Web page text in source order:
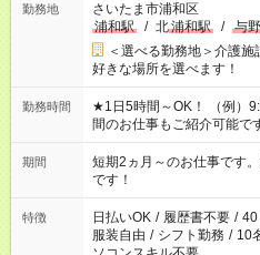
勤務地
さいたま市浦和区
浦和駅
/ 北浦和駅 / 与
＜選べる勤務地＞介護
好きな場所を選べます！
勤務時間
★1日5時間～OK！ （例）
間のお仕事もご紹介可能で
週最低15時間以上の勤務が
期間
短期2ヵ月～のお仕事です
です！
特徴 日払いOK / 履歴書不要 / 40
服装自由 / シフト勤務 / 10